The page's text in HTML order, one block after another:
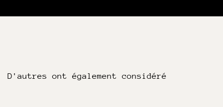
D'autres ont également considéré